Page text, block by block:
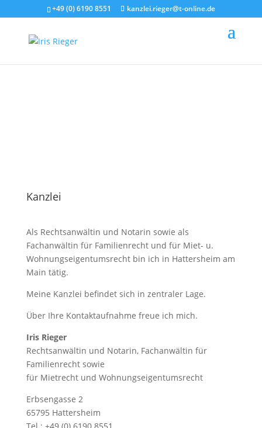
+49 (0) 6190 8551 kanzlei.rieger@t-online.de
Kanzlei
Als Rechtsanwältin und Notarin sowie als
Fachanwältin für Familienrecht und für Miet- u.
Wohnungseigentumsrecht bin ich in Hattersheim am
Main tätig.
Meine Kanzlei befindet sich in zentraler Lage.
Über Ihre Kontaktaufnahme freue ich mich.
Iris Rieger
Rechtsanwältin und Notarin, Fachanwältin für
Familienrecht sowie
für Mietrecht und Wohnungseigentumsrecht
Erbsengasse 2
65795 Hattersheim